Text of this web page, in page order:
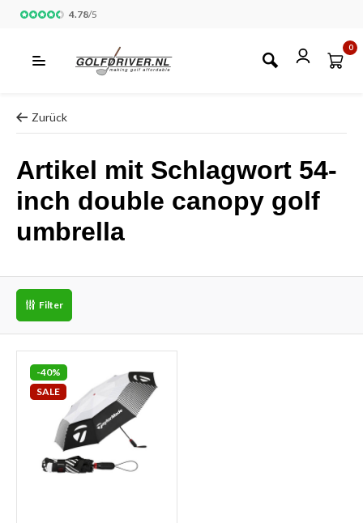
4.78/5
0
Zurück
Artikel mit Schlagwort 54-
inch double canopy golf
umbrella
Filter
-40%
SALE